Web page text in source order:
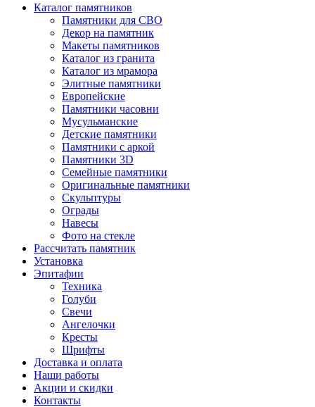
Каталог памятников
Памятники для СВО
Декор на памятник
Макеты памятников
Каталог из гранита
Каталог из мрамора
Элитные памятники
Европейские
Памятники часовни
Мусульманские
Детские памятники
Памятники с аркой
Памятники 3D
Семейные памятники
Оригинальные памятники
Скульптуры
Ограды
Навесы
Фото на стекле
Рассчитать памятник
Установка
Эпитафии
Техника
Голуби
Свечи
Ангелочки
Кресты
Шрифты
Доставка и оплата
Наши работы
Акции и скидки
Контакты